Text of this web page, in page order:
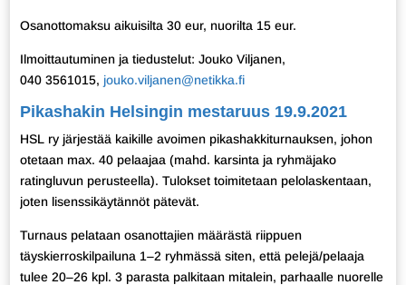
Osanottomaksu aikuisilta 30 eur, nuorilta 15 eur.
Ilmoittautuminen ja tiedustelut: Jouko Viljanen,
040 3561015, jouko.viljanen@netikka.fi
Pikashakin Helsingin mestaruus 19.9.2021
HSL ry järjestää kaikille avoimen pikashakkiturnauksen, johon
otetaan max. 40 pelaajaa (mahd. karsinta ja ryhmäjako
ratingluvun perusteella). Tulokset toimitetaan pelolaskentaan,
joten lisenssikäytännöt pätevät.
Turnaus pelataan osanottajien määrästä riippuen
täyskierroskilpailuna 1–2 ryhmässä siten, että pelejä/pelaaja
tulee 20–26 kpl. 3 parasta palkitaan mitalein, parhaalle nuorelle